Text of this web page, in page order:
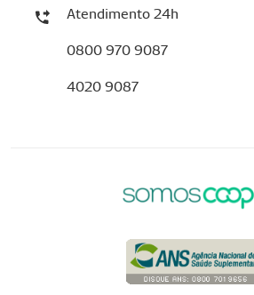
Atendimento 24h
0800 970 9087
4020 9087